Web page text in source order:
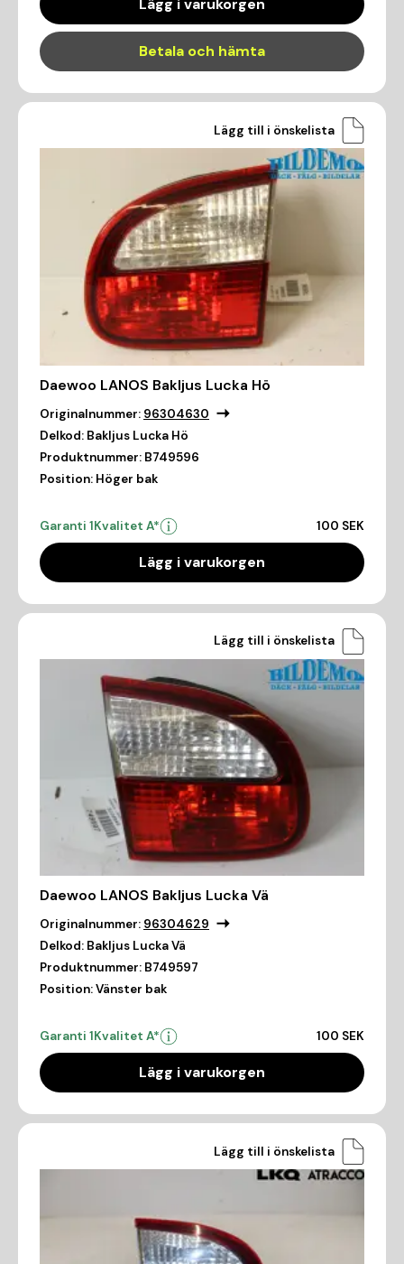
Lägg i varukorgen
Betala och hämta
Lägg till i önskelista
Daewoo LANOS Bakljus Lucka Hö
Originalnummer: 96304630
Delkod: Bakljus Lucka Hö
Produktnummer: B749596
Position: Höger bak
Garanti 1Kvalitet A* 100 SEK
Lägg i varukorgen
Lägg till i önskelista
Daewoo LANOS Bakljus Lucka Vä
Originalnummer: 96304629
Delkod: Bakljus Lucka Vä
Produktnummer: B749597
Position:Vänster bak
Garanti 1Kvalitet A* 100 SEK
Lägg i varukorgen
Lägg till i önskelista